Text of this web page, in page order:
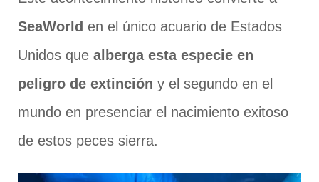
SeaWorld en el único acuario de Estados
Unidos que alberga esta especie en
peligro de extinción y el segundo en el
mundo en presenciar el nacimiento exitoso
de estos peces sierra.